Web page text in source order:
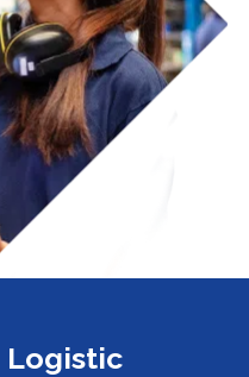
Logistic